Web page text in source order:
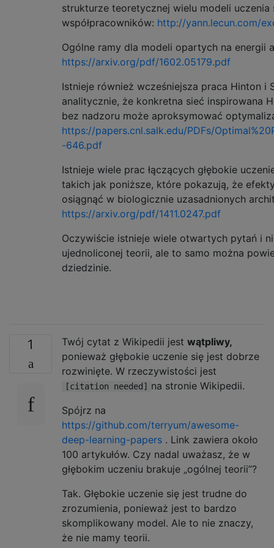
strukturze teoretycznej wielu modeli uczenia
współpracowników: http://yann.lecun.com/
Ogólne ramy dla modeli opartych na energii
https://arxiv.org/pdf/1602.05179.pdf
Istnieje również wcześniejsza praca Hinton i
analitycznie, że konkretna sieć inspirowana
bez nadzoru może aproksymować
https://papers.cnl.salk.edu/PDFs/
-646.pdf
Istnieje wiele prac łączących głębokie
takich jak poniższe, które pokazują, że
osiągnąć w biologicznie uzasadnionych
https://arxiv.org/pdf/1411.0247.pdf
Oczywiście istnieje wiele otwartych pytań i
ujednoliconej teorii, ale to samo można
dziedzinie.
1 Twój cytat z Wikipedii jest wątpliwy,
ponieważ głębokie uczenie się jest dobrze
rozwinięte. W rzeczywistości jest
[citation needed]
na stronie Wikipedii.
Spójrz na
https://github.com/terryum/awesome-
deep-learning-papers . Link zawiera około
100 artykułów. Czy nadal uważasz, że w
głębokim uczeniu brakuje „ogólnej teorii”?
Tak. Głębokie uczenie się jest trudne do
zrozumienia, ponieważ jest to bardzo
skomplikowany model. Ale to nie znaczy,
że nie mamy teorii.